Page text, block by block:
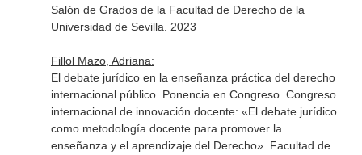
Salón de Grados de la Facultad de Derecho de la
Universidad de Sevilla. 2023
Fillol Mazo, Adriana:
El debate jurídico en la enseñanza práctica del derecho
internacional público. Ponencia en Congreso. Congreso
internacional de innovación docente: «El debate jurídico
como metodología docente para promover la
enseñanza y el aprendizaje del Derecho». Facultad de